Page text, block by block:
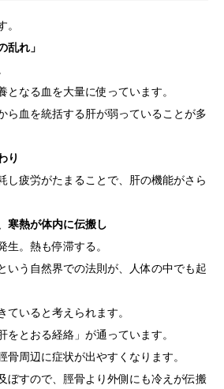
。
れ」
となる血を大量に使っています。
ら血を統括する肝が弱っていることが多
り
し疲労がたまることで、肝の機能がさら
寒熱が体内に伝搬し
生。熱も停滞する。
いう自然界での法則が、人体の中でも起
ていると考えられます。
をとおる経絡」が通っています。
骨周辺に症状が出やすくなります。
ぼすので、脛骨より外側にも冷えが伝搬